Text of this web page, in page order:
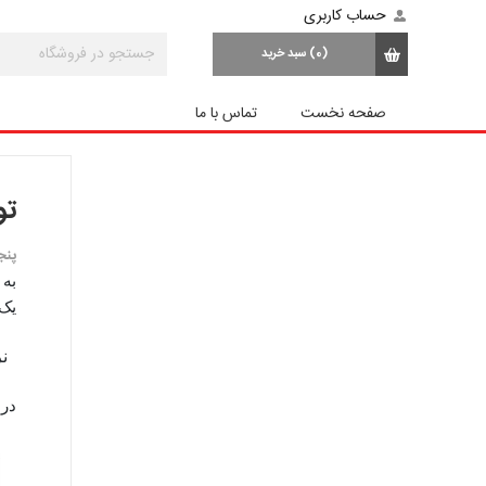
حساب کاربری
(0) سبد خرید
صفحه نخست تماس با ما
یک" با ۱۰.۳ درصد و "شیرینی